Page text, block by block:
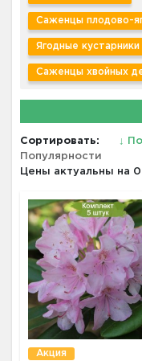
Саженцы плодово-
Ягодные кустарники
Саженцы хвойных
Сортировать: ↓
Популярности
Цены актуальны на
Акция